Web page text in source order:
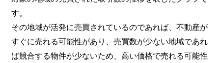
す。
その地域が活発に売買されているのであれば、不動産が
すぐに売れる可能性があり、売買数が少ない地域であれ
ば競合する物件が少ないため、高い価格で売れる可能性